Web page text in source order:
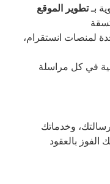
بـتطوير الموقع
لمنصات انستقرام،
في كل مراسلة
وخدماتك
بالعقود